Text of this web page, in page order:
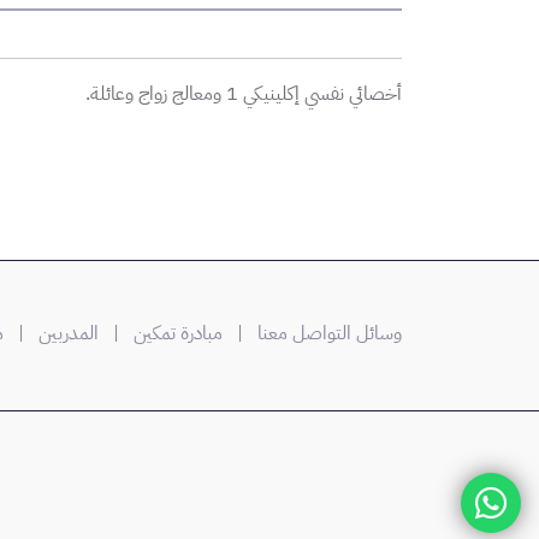
أخصائي نفسي إكلينيكي 1 ومعالج زواج وعائلة.
وسائل التواصل معنا | مبادرة تمكين | المدربين |